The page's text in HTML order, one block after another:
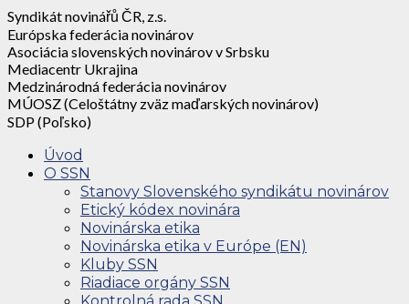
Syndikát novinářů ČR, z.s.
Európska federácia novinárov
Asociácia slovenských novinárov v Srbsku
Mediacentr Ukrajina
Medzinárodná federácia novinárov
MÚOSZ (Celoštátny zväz maďarských novinárov)
SDP (Poľsko)
Úvod
O SSN
Stanovy Slovenského syndikátu novinárov
Etický kódex novinára
Novinárska etika
Novinárska etika v Európe (EN)
Kluby SSN
Riadiace orgány SSN